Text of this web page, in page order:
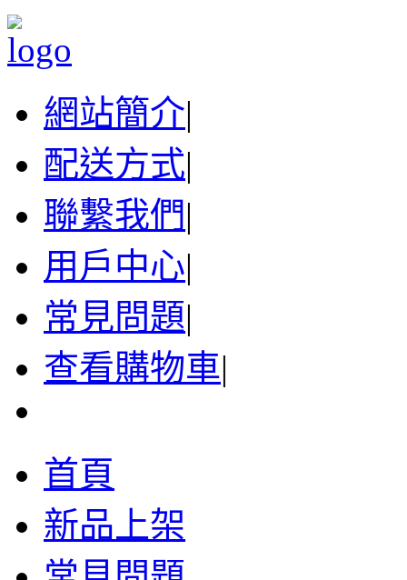
網站簡介|
配送方式|
聯繫我們|
用戶中心|
常見問題|
查看購物車|
首頁
新品上架